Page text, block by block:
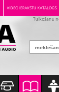
VIDEO IERAKSTU KATALOGS
Tulkošanu